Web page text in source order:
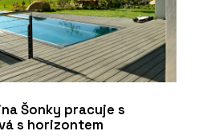
Šonky pracuje s
s horizontem